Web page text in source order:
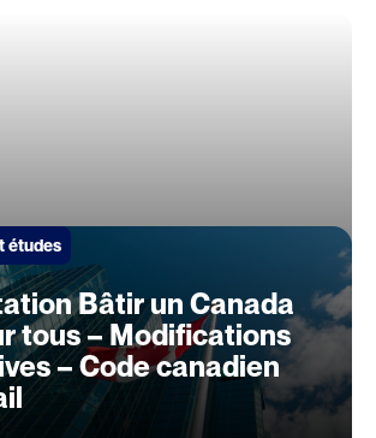
études
Bâtir un Canada
tous – Modifications
– Code canadien